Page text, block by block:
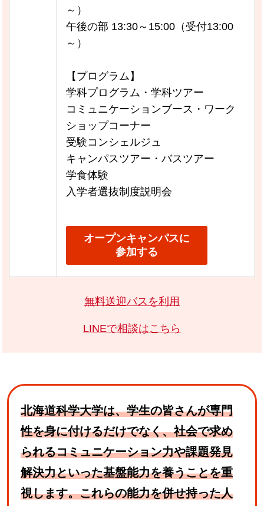
～）
午後の部 13:30～15:00（受付13:00
～）
【プログラム】
学科プログラム・学科ツアー
コミュニケーションブース・ワーク
ショップコーナー
受験コンシェルジュ
キャンパスツアー・バスツアー
学食体験
入学者選抜制度説明会
オープンキャンパスに
参加する
無料送迎バスを利用
LINEで相談はこちら
北海道科学大学は、学生の皆さんが専門
性を身に付けるだけでなく、社会で求め
られるコミュニケーション力や課題発見
解決力といった基盤能力を養うことを重
視します。これらの能力を併せ持った人